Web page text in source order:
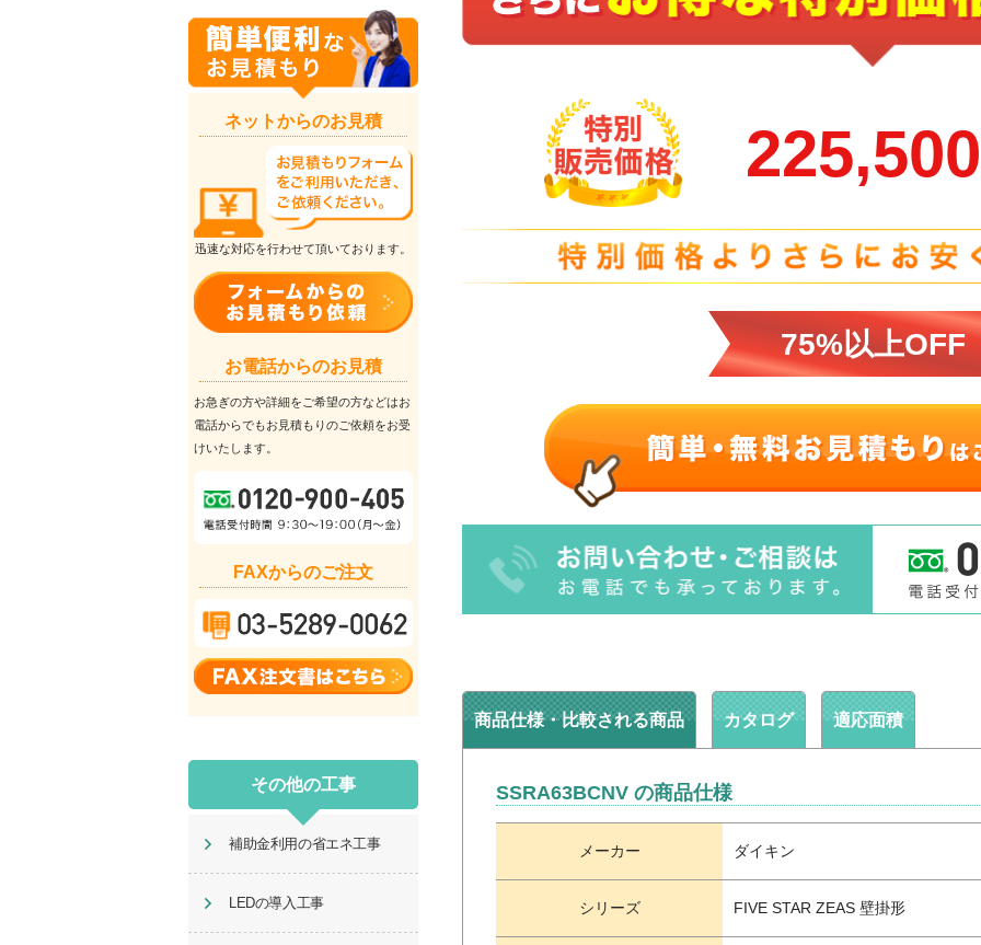
75%以上OFF
商品仕様・比較される商品 カタログ 適応面積
SSRA63BCNV の商品仕様
メーカー ダイキン
シリーズ FIVE STAR ZEAS 壁掛形
ネットからのお見積
迅速な対応を行わせて頂いております。
お電話からのお見積
お急ぎの方や詳細をご希望の方などはお
電話からでもお見積もりのご依頼をお受
けいたします。
FAXからのご注文
その他の工事
補助金利用の省エネ工事
LEDの導入工事